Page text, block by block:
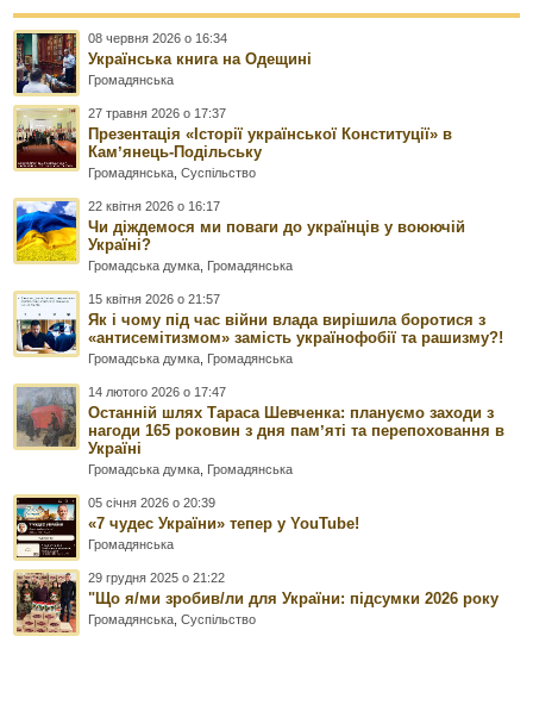
08 червня 2026 о 16:34
Українська книга на Одещині
Громадянська
27 травня 2026 о 17:37
Презентація «Історії української Конституції» в
Камʼянець-Подільську
Громадянська ,Суспільство
22 квітня 2026 о 16:17
Чи діждемося ми поваги до українців у воюючій
Україні?
Громадська думка Громадянська
15 квітня 2026 о 21:57
Як і чому під час війни влада вирішила боротися з
«антисемітизмом» замість українофобії та рашизму?!
Громадська думка Громадянська
14 лютого 2026 о 17:47
Останній шлях Тараса Шевченка: плануємо заходи з
нагоди 165 роковин з дня памʼяті та перепоховання в
Україні
Громадська думка Громадянська
05 січня 2026 о 20:39
«7 чудес України» тепер у YouTube!
Громадянська
29 грудня 2025 о 21:22
"Що я/ми зробив/ли для України: підсумки 2026 року
Громадянська ,Суспільство